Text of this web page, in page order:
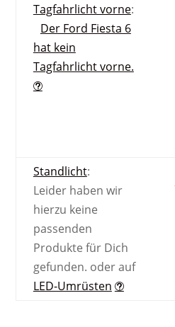
Tagfahrlicht vorne:
Der Ford Fiesta 6
hat kein
Tagfahrlicht vorne.
Standlicht:
Leider haben wir
hierzu keine
passenden
Produkte für Dich
gefunden. oder auf
LED-Umrüsten